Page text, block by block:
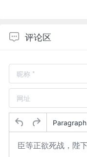
评论区
Paragraph